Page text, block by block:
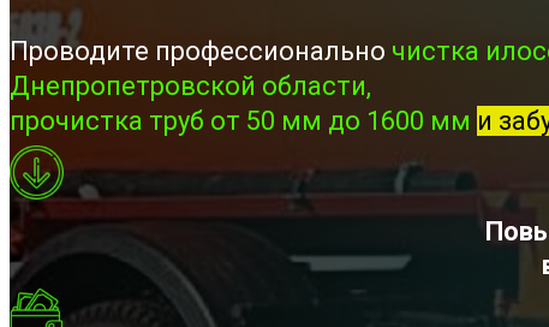
Проводите профессионально чистка
Днепропетровской области,
прочистка труб от 50 мм до 1600 мм и